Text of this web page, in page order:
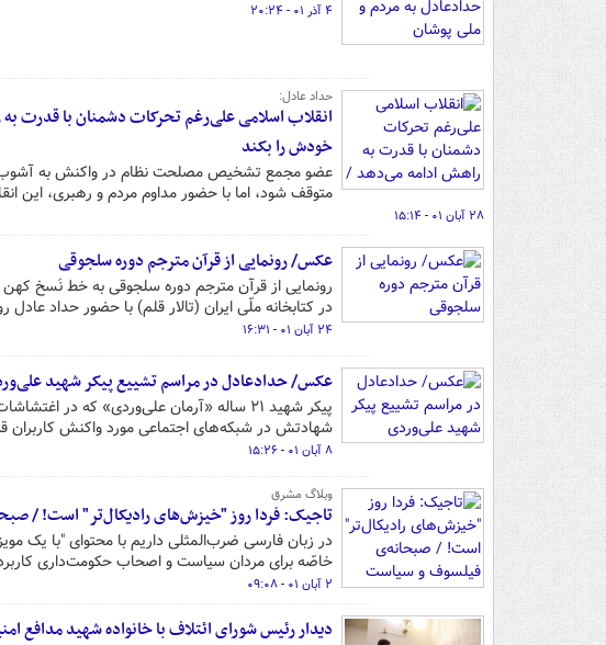
۴ آذر ۰۱ - ۲۰:۲۴
حداد عادل:
انقلاب اسلامی علی‌رغم تحرکات دشمنان با قدرت
خودش را بکند
عضو مجمع تشخیص مصلحت نظام در واکنش به
متوقف شود، اما با حضور مداوم مردم و رهبری،
۲۸ آبان ۰۱ - ۱۵:۱۴
عکس/ رونمایی از قرآن مترجم دوره سلجوقی
در کتابخانه ملّی ایران (تالار قلم) با حضور حداد عادل
۲۴ آبان ۰۱ - ۱۶:۳۱
عکس/ حدادعادل در مراسم تشییع پیکر شهید
پیکر شهید ۲۱ ساله «آرمان علی‌وردی» که
شهادتش در شبکه‌های اجتماعی مورد واکنش کاربران
۸ آبان ۰۱ - ۱۵:۲۶
وبلاگ مشرق
تاجیک: فردا روز "خیزش‌های رادیکال‌تر" است! /
در زبان فارسی ضرب‌المثلی داریم با محتوای "با یک
خاصّه برای مردان سیاست و اصحاب حکومت‌داری
۲ آبان ۰۱ - ۰۹:۰۸
دیدار رئیس شورای ائتلاف با خانواده شهید مدافع